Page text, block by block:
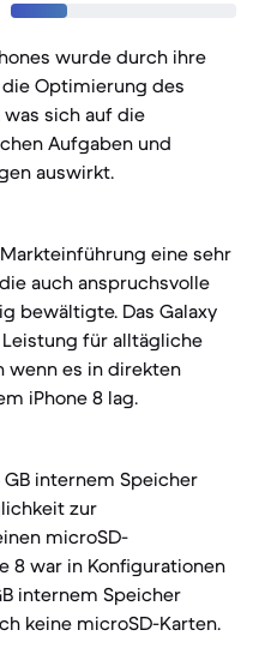
wurde durch ihre
Optimierung des
sich auf die
Aufgaben und
auswirkt.
eine sehr
auch anspruchsvolle
bewältigte. Das Galaxy
für alltägliche
wenn es in direkten
iPhone 8 lag.
internem Speicher
zur
microSD-
8 war in Konfigurationen
internem Speicher
keine microSD-Karten.